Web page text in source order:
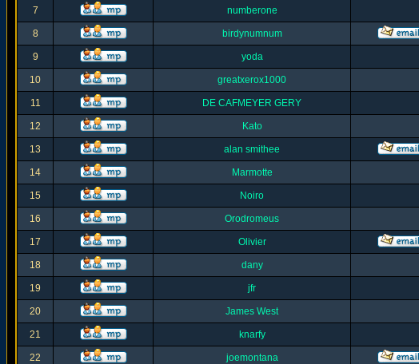
7 numberone
8 birdynumnum
9 yoda
10 greatxerox1000
11 DE CAFMEYER GERY
12 Kato
13 alan smithee
14 Marmotte
15 Noiro
16 Orodromeus
17 Olivier
18 dany
19 jfr
20 James West
21 knarfy
22 joemontana